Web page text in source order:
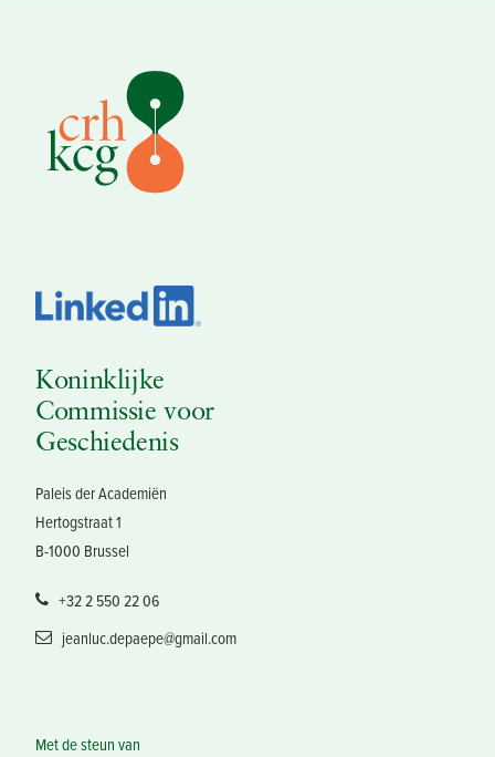
Koninklijke
Commissie voor
Geschiedenis
Paleis der Academiën
Hertogstraat 1
B-1000 Brussel
+32 2 550 22 06
jeanluc.depaepe@gmail.com
Met de steun van